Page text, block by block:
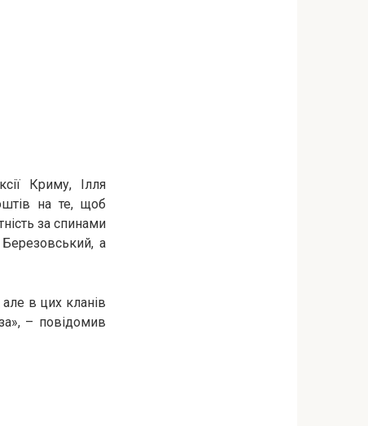
Криму, Ілля
на те, щоб
за спинами
Березовський, а
в цих кланів
– повідомив